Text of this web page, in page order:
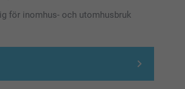
för inomhus- och utomhusbruk